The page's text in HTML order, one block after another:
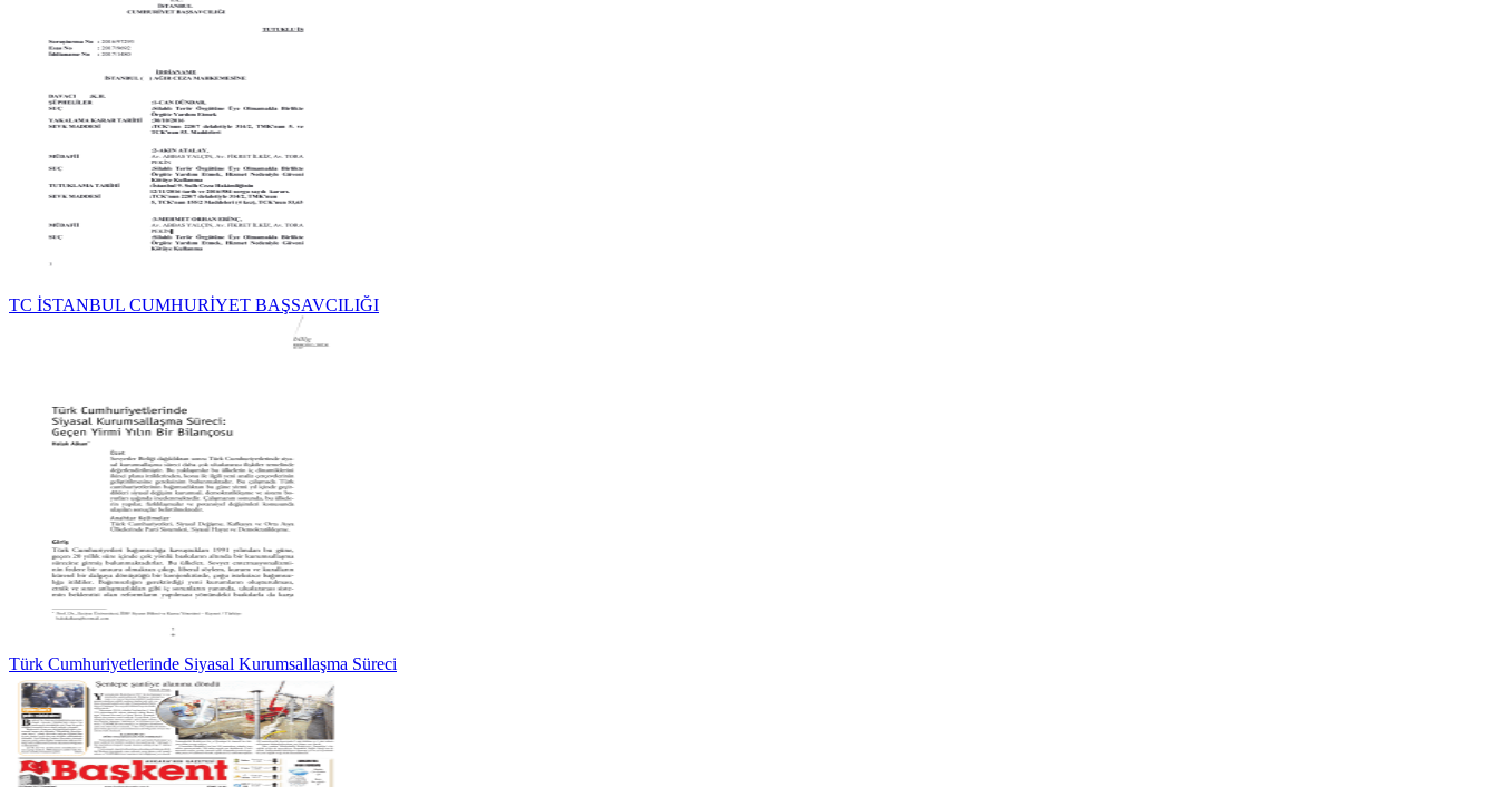
TC İSTANBUL CUMHURİYET BAŞSAVCILIĞI
Türk Cumhuriyetlerinde Siyasal Kurumsallaşma Süreci